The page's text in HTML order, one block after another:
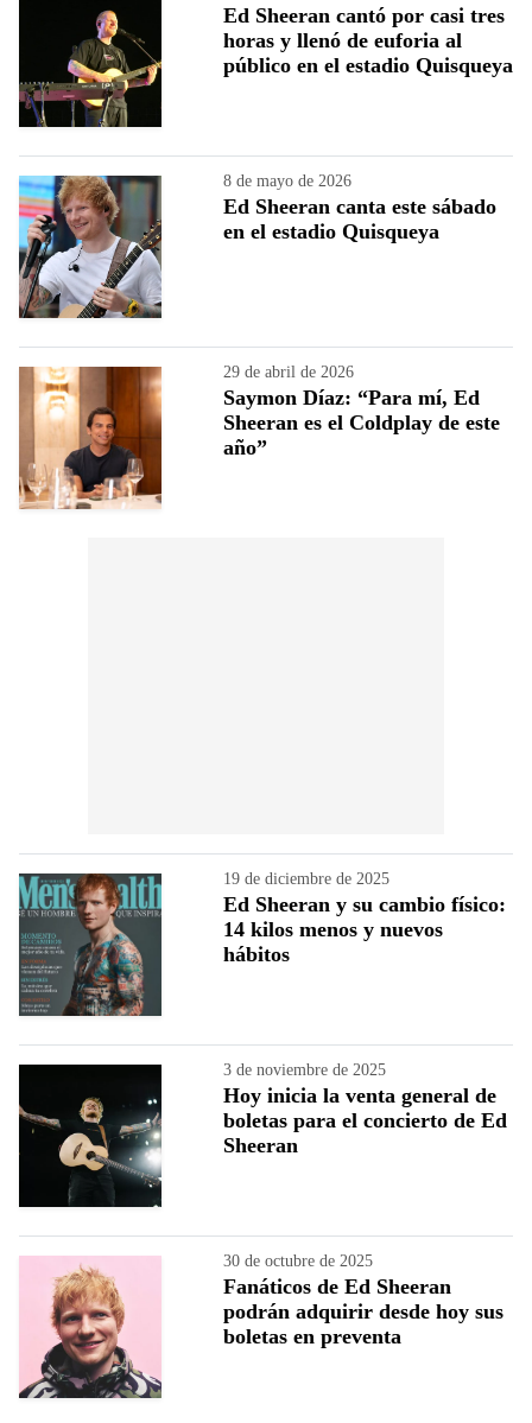
Ed Sheeran cantó por casi tres
horas y llenó de euforia al
público en el estadio Quisqueya
8 de mayo de 2026
Ed Sheeran canta este sábado
en el estadio Quisqueya
29 de abril de 2026
Saymon Díaz: “Para mí, Ed
Sheeran es el Coldplay de este
año”
19 de diciembre de 2025
Ed Sheeran y su cambio físico:
14 kilos menos y nuevos
hábitos
3 de noviembre de 2025
Hoy inicia la venta general de
boletas para el concierto de Ed
Sheeran
30 de octubre de 2025
Fanáticos de Ed Sheeran
podrán adquirir desde hoy sus
boletas en preventa